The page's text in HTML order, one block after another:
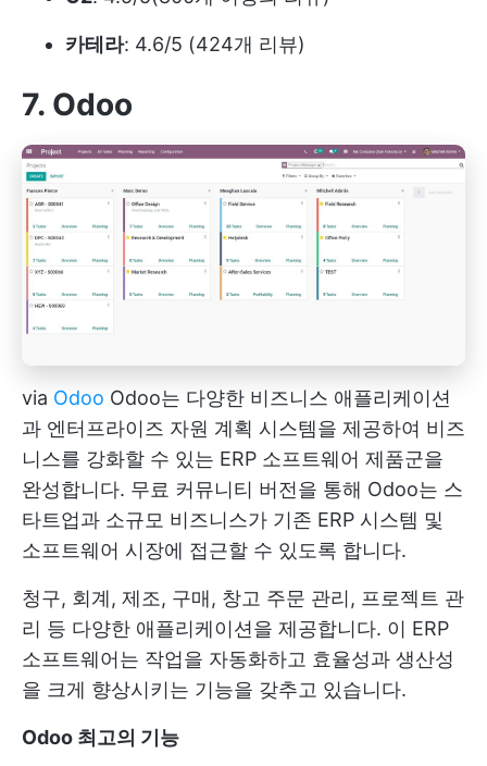
카테라: 4.6/5 (424개 리뷰)
7. Odoo
via Odoo Odoo는 다양한 비즈니스 애플리케이션
과 엔터프라이즈 자원 계획 시스템을 제공하여 비즈
니스를 강화할 수 있는 ERP 소프트웨어 제품군을
완성합니다. 무료 커뮤니티 버전을 통해 Odoo는 스
타트업과 소규모 비즈니스가 기존 ERP 시스템 및
소프트웨어 시장에 접근할 수 있도록 합니다.
청구, 회계, 제조, 구매, 창고 주문 관리, 프로젝트 관
리 등 다양한 애플리케이션을 제공합니다. 이 ERP
소프트웨어는 작업을 자동화하고 효율성과 생산성
을 크게 향상시키는 기능을 갖추고 있습니다.
Odoo 최고의 기능